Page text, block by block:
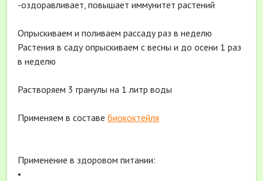
-оздоравливает, повышает иммунитет растений
Опрыскиваем и поливаем рассаду раз в неделю
Растения в саду опрыскиваем с весны и до осени 1 раз
в неделю
Растворяем 3 гранулы на 1 литр воды
Применяем в составе биококтейля
Применение в здоровом питании:
•